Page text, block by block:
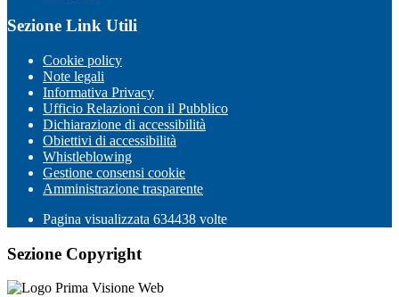
Sezione Link Utili
Cookie policy
Note legali
Informativa Privacy
Ufficio Relazioni con il Pubblico
Dichiarazione di accessibilità
Obiettivi di accessibilità
Whistleblowing
Gestione consensi cookie
Amministrazione trasparente
Pagina visualizzata 634438 volte
Sezione Copyright